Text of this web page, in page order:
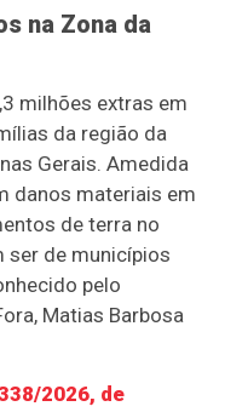
na Zona da
milhões extras em
da região da
Gerais. Amedida
danos materiais em
de terra no
ser de municípios
pelo
Matias Barbosa
2026, de